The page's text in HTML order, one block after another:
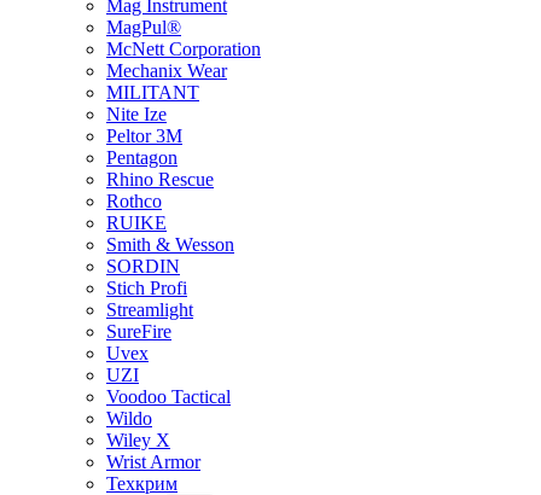
Mag Instrument
MagPul®
McNett Corporation
Mechanix Wear
MILITANT
Nite Ize
Peltor 3M
Pentagon
Rhino Rescue
Rothco
RUIKE
Smith & Wesson
SORDIN
Stich Profi
Streamlight
SureFire
Uvex
UZI
Voodoo Tactical
Wildo
Wiley X
Wrist Armor
Техкрим